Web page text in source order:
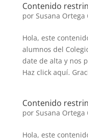
Contenido
por Susana Ortega
Hola, este
alumnos del
date de alta y nos
Haz click aquí.
Contenido
por Susana Ortega
Hola, este